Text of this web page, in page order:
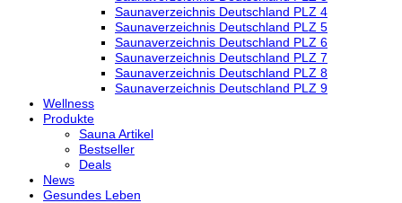
Saunaverzeichnis Deutschland PLZ 4
Saunaverzeichnis Deutschland PLZ 5
Saunaverzeichnis Deutschland PLZ 6
Saunaverzeichnis Deutschland PLZ 7
Saunaverzeichnis Deutschland PLZ 8
Saunaverzeichnis Deutschland PLZ 9
Wellness
Produkte
Sauna Artikel
Bestseller
Deals
News
Gesundes Leben